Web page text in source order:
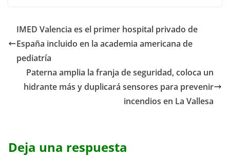
IMED Valencia es el primer hospital privado de
España incluido en la academia americana de
pediatría
Paterna amplia la franja de seguridad, coloca un
hidrante más y duplicará sensores para prevenir
incendios en La Vallesa
Deja una respuesta